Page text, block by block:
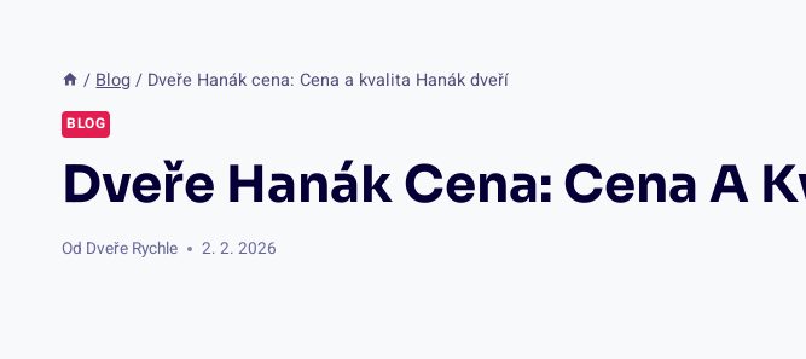
/ Blog / Dveře Hanák cena: Cena a kvalita Hanák dveří
BLOG
Dveře Hanák Cena: Cena A
Od Dveře Rychle 2. 2. 2026